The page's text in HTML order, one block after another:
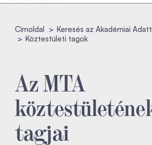
Címoldal
Keresés az Akadémiai
Köztestületi tagok
Az MTA
tagjai